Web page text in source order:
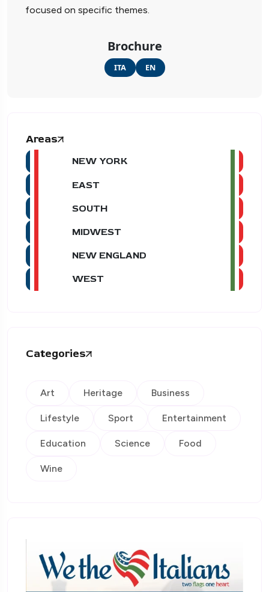
focused on specific themes.
Brochure
ITA EN
Areas
NEW YORK
EAST
SOUTH
MIDWEST
NEW ENGLAND
WEST
Categories
Art Heritage Business
Lifestyle Sport Entertainment
Education Science Food
Wine